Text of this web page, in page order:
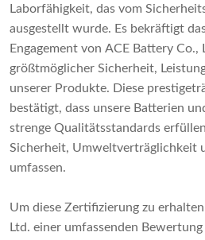
Laborfähigkeit, das vom
ausgestellt wurde. Es bekräftigt
Engagement von ACE Battery
größtmöglicher Sicherheit,
unserer Produkte. Diese
bestätigt, dass unsere Batterien
strenge Qualitätsstandards
Sicherheit, Umweltverträglichkeit
umfassen.
Um diese Zertifizierung zu
Ltd. einer umfassenden